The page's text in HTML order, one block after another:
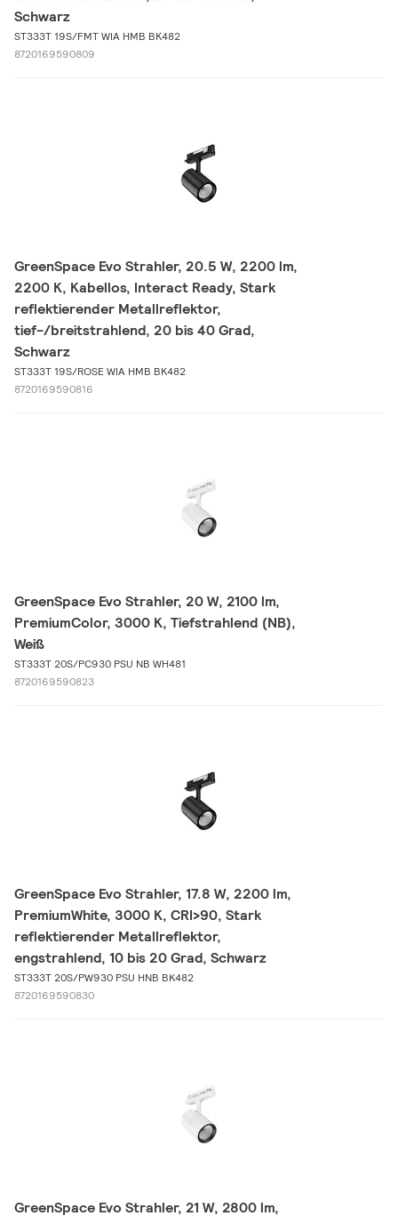
Schwarz
ST333T 19S/FMT WIA HMB BK482
8720169590809
GreenSpace Evo Strahler, 20.5 W, 2200 lm,
2200 K, Kabellos, Interact Ready, Stark
reflektierender Metallreflektor,
tief-/breitstrahlend, 20 bis 40 Grad,
Schwarz
ST333T 19S/ROSE WIA HMB BK482
8720169590816
GreenSpace Evo Strahler, 20 W, 2100 lm,
PremiumColor, 3000 K, Tiefstrahlend (NB),
Weiß
ST333T 20S/PC930 PSU NB WH481
8720169590823
GreenSpace Evo Strahler, 17.8 W, 2200 lm,
PremiumWhite, 3000 K, CRI>90, Stark
reflektierender Metallreflektor,
engstrahlend, 10 bis 20 Grad, Schwarz
ST333T 20S/PW930 PSU HNB BK482
8720169590830
GreenSpace Evo Strahler, 21 W, 2800 lm,